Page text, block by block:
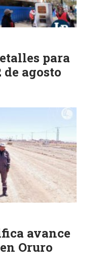
para
de agosto
avance
Oruro